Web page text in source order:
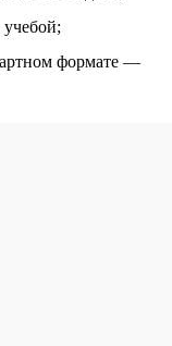
формате —